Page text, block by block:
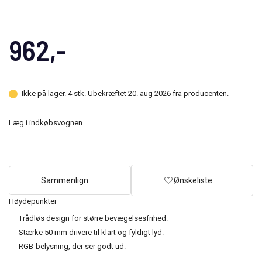
Høydepunkter
Trådløs design for større bevægelsesfrihed.
Stærke 50 mm drivere til klart og fyldigt lyd.
RGB-belysning, der ser godt ud.
962,-
Ikke på lager. 4 stk. Ubekræftet 20. aug 2026 fra producenten.
Læg i indkøbsvognen
Sammenlign Ønskeliste